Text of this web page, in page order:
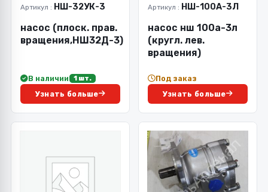
Артикул : НШ-32УК-3
насос (плоск. прав.
вращения,НШ32Д-3)
В наличии 1 шт.
Узнать больше
Артикул : НШ-100А-3Л
насос нш 100а-3л
(кругл. лев.
вращения)
Под заказ
Узнать больше